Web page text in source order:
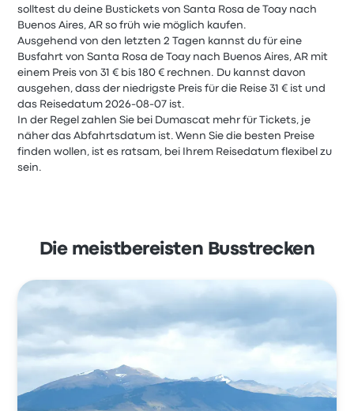
solltest du deine Bustickets von Santa Rosa de Toay nach
Buenos Aires, AR so früh wie möglich kaufen.
Ausgehend von den letzten 2 Tagen kannst du für eine
Busfahrt von Santa Rosa de Toay nach Buenos Aires, AR mit
einem Preis von 31 € bis 180 € rechnen. Du kannst davon
ausgehen, dass der niedrigste Preis für die Reise 31 € ist und
das Reisedatum 2026-08-07 ist.
In der Regel zahlen Sie bei Dumascat mehr für Tickets, je
näher das Abfahrtsdatum ist. Wenn Sie die besten Preise
finden wollen, ist es ratsam, bei Ihrem Reisedatum flexibel zu
sein.
Die meistbereisten Busstrecken